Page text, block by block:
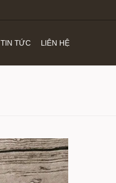
TIN TỨC LIÊN HỆ